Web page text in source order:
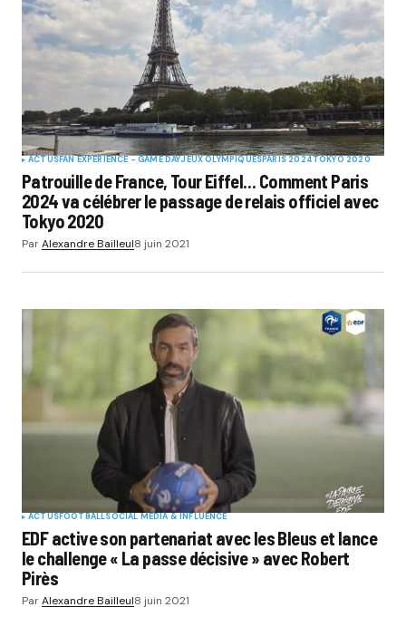
ACTUSFAN EXPERIENCE - GAME DAYJEUX OLYMPIQUESPARIS 2024TOKYO 2020
Patrouille de France, Tour Eiffel… Comment Paris
2024 va célébrer le passage de relais officiel avec
Tokyo 2020
ParAlexandre Bailleul8 juin 2021
ACTUSFOOTBALLSOCIAL MÉDIA & INFLUENCE
EDF active son partenariat avec les Bleus et lance
le challenge « La passe décisive » avec Robert
Pirès
ParAlexandre Bailleul8 juin 2021